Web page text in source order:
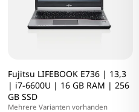
Fujitsu LIFEBOOK E736 | 13,3
| i7-6600U | 16 GB RAM | 256
GB SSD
Mehrere Varianten vorhanden